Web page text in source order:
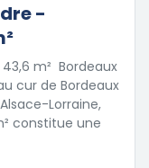
-
m²  Bordeaux
cur de Bordeaux
Lorraine,
constitue une